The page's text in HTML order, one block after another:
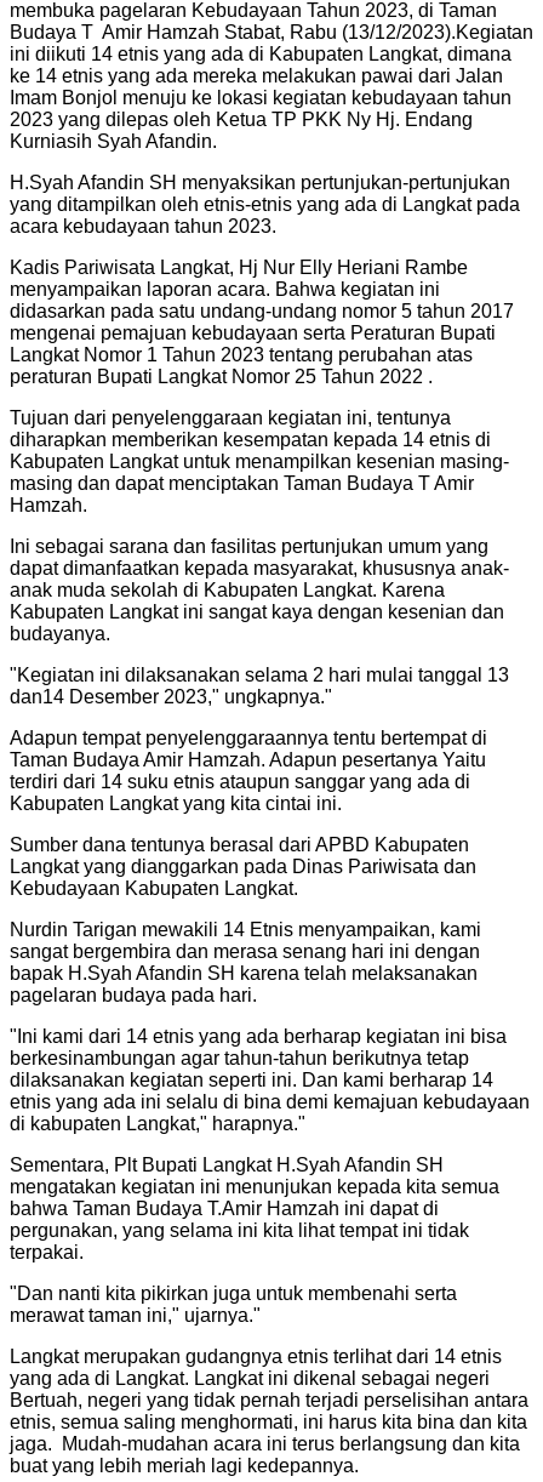
membuka pagelaran Kebudayaan Tahun 2023, di Taman
Budaya T Amir Hamzah Stabat, Rabu (13/12/2023).Kegiatan
ini diikuti 14 etnis yang ada di Kabupaten Langkat, dimana
ke 14 etnis yang ada mereka melakukan pawai dari Jalan
Imam Bonjol menuju ke lokasi kegiatan kebudayaan tahun
2023 yang dilepas oleh Ketua TP PKK Ny Hj. Endang
Kurniasih Syah Afandin.
H.Syah Afandin SH menyaksikan pertunjukan-pertunjukan
yang ditampilkan oleh etnis-etnis yang ada di Langkat pada
acara kebudayaan tahun 2023.
Kadis Pariwisata Langkat, Hj Nur Elly Heriani Rambe
menyampaikan laporan acara. Bahwa kegiatan ini
didasarkan pada satu undang-undang nomor 5 tahun 2017
mengenai pemajuan kebudayaan serta Peraturan Bupati
Langkat Nomor 1 Tahun 2023 tentang perubahan atas
peraturan Bupati Langkat Nomor 25 Tahun 2022 .
Tujuan dari penyelenggaraan kegiatan ini, tentunya
diharapkan memberikan kesempatan kepada 14 etnis di
Kabupaten Langkat untuk menampilkan kesenian masing-
masing dan dapat menciptakan Taman Budaya T Amir
Hamzah.
Ini sebagai sarana dan fasilitas pertunjukan umum yang
dapat dimanfaatkan kepada masyarakat, khususnya anak-
anak muda sekolah di Kabupaten Langkat. Karena
Kabupaten Langkat ini sangat kaya dengan kesenian dan
budayanya.
"Kegiatan ini dilaksanakan selama 2 hari mulai tanggal 13
dan14 Desember 2023," ungkapnya."
Adapun tempat penyelenggaraannya tentu bertempat di
Taman Budaya Amir Hamzah. Adapun pesertanya Yaitu
terdiri dari 14 suku etnis ataupun sanggar yang ada di
Kabupaten Langkat yang kita cintai ini.
Sumber dana tentunya berasal dari APBD Kabupaten
Langkat yang dianggarkan pada Dinas Pariwisata dan
Kebudayaan Kabupaten Langkat.
Nurdin Tarigan mewakili 14 Etnis menyampaikan, kami
sangat bergembira dan merasa senang hari ini dengan
bapak H.Syah Afandin SH karena telah melaksanakan
pagelaran budaya pada hari.
" Ini kami dari 14 etnis yang ada berharap kegiatan ini bisa
berkesinambungan agar tahun-tahun berikutnya tetap
dilaksanakan kegiatan seperti ini. Dan kami berharap 14
etnis yang ada ini selalu di bina demi kemajuan kebudayaan
di kabupaten Langkat," harapnya."
Sementara, Plt Bupati Langkat H.Syah Afandin SH
mengatakan kegiatan ini menunjukan kepada kita semua
bahwa Taman Budaya T.Amir Hamzah ini dapat di
pergunakan, yang selama ini kita lihat tempat ini tidak
terpakai.
"Dan nanti kita pikirkan juga untuk membenahi serta
merawat taman ini," ujarnya."
Langkat merupakan gudangnya etnis terlihat dari 14 etnis
yang ada di Langkat. Langkat ini dikenal sebagai negeri
Bertuah, negeri yang tidak pernah terjadi perselisihan antara
etnis, semua saling menghormati, ini harus kita bina dan kita
jaga. Mudah-mudahan acara ini terus berlangsung dan kita
buat yang lebih meriah lagi kedepannya.